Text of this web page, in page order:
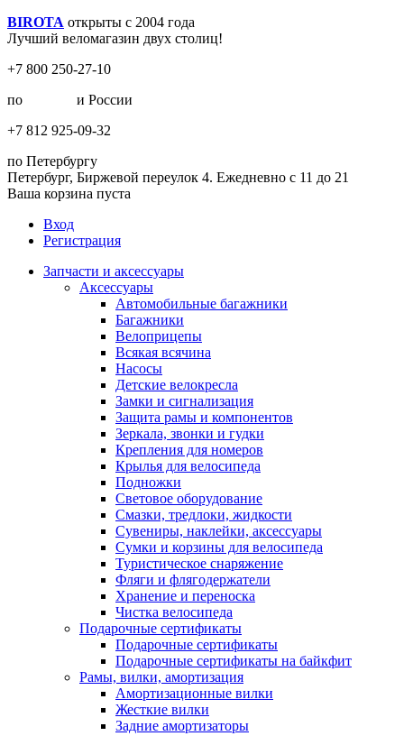
BIROTA открыты с 2004 года
Лучший веломагазин двух столиц!
+7 800 250-27-10
по
и России
+7 812 925-09-32
по Петербургу
Петербург, Биржевой переулок 4. Ежедневно с 11 до 21
Ваша корзина пуста
Вход
Регистрация
Запчасти и аксессуары
Аксессуары
Автомобильные багажники
Багажники
Велоприцепы
Всякая всячина
Насосы
Детские велокресла
Замки и сигнализация
Защита рамы и компонентов
Зеркала, звонки и гудки
Крепления для номеров
Крылья для велосипеда
Подножки
Световое оборудование
Смазки, тредлоки, жидкости
Сувениры, наклейки, аксессуары
Сумки и корзины для велосипеда
Туристическое снаряжение
Фляги и флягодержатели
Хранение и переноска
Чистка велосипеда
Подарочные сертификаты
Подарочные сертификаты
Подарочные сертификаты на байкфит
Рамы, вилки, амортизация
Амортизационные вилки
Жесткие вилки
Задние амортизаторы